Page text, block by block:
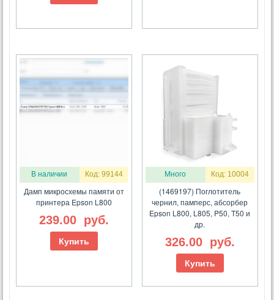
В наличии Код: 99144
Дамп микросхемы памяти от
принтера Epson L800
239.00 руб.
Купить
Много Код: 10004
(1469197) Поглотитель
чернил, памперс, абсорбер
Epson L800, L805, P50, T50 и
др.
326.00 руб.
Купить